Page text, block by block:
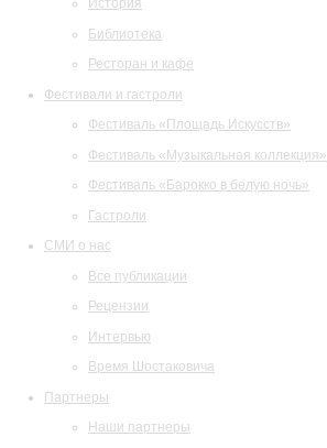
История
Библиотека
Ресторан и кафе
Фестивали и гастроли
Фестиваль «Площадь Искусств»
Фестиваль «Музыкальная коллекция»
Фестиваль «Барокко в белую ночь»
Гастроли
СМИ о нас
Все публикации
Рецензии
Интервью
Время Шостаковича
Партнеры
Наши партнеры